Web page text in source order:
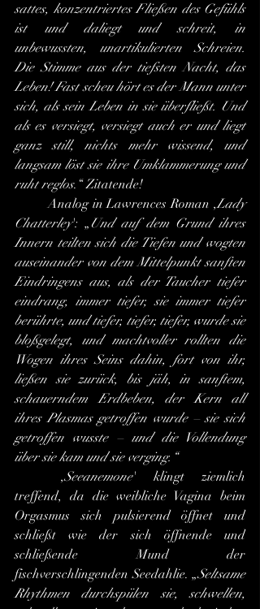
sattes, konzentriertes Fließen des Gefühls
ist und daliegt und schreit, in
unbewussten, unartikulierten Schreien.
Die Stimme aus der tiefsten Nacht, das
Leben! Fast scheu hört es der Mann unter
sich, als sein Leben in sie überfließt. Und
als es versiegt, versiegt auch er und liegt
ganz still, nichts mehr wissend, und
langsam löst sie ihre Umklammerung und
ruht reglos.“ Zitatende!
	Analog in Lawrences Roman ,
Lady
Chatterley': „ Und auf dem Grund ihres
Innern teilten sich die Tiefen und wogten
auseinander von dem Mittelpunkt sanften
Eindringens aus, als der Taucher tiefer
eindrang, immer tiefer, sie immer tiefer
berührte, und tiefer, tiefer, tiefer, wurde sie
bloßgelegt, und machtvoller rollten die
Wogen ihres Seins dahin, fort von ihr,
ließen sie zurück, bis jäh, in sanftem,
schauerndem Erdbeben, der Kern all
ihres Plasmas getroffen wurde – sie sich
getroffen wusste – und die Vollendung
über sie kam und sie verging.“
	,
Seeanemone' klingt ziemlich
treffend, da die weibliche Vagina beim
Orgasmus sich pulsierend öffnet und
schließt wie der sich öffnende und
schließende Mund der
fischverschlingenden Seedahlie. „Seltsame
Rhythmen durchspülen sie, schwellen,